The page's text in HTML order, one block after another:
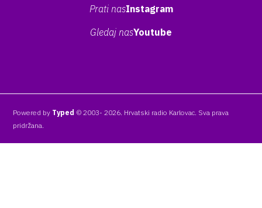
Prati nasInstagram
Gledaj nasYoutube
Powered by Typed © 2003- 2026. Hrvatski radio Karlovac. Sva prava
pridržana.